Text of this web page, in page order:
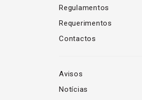
Regulamentos
Requerimentos
Contactos
Avisos
Notícias